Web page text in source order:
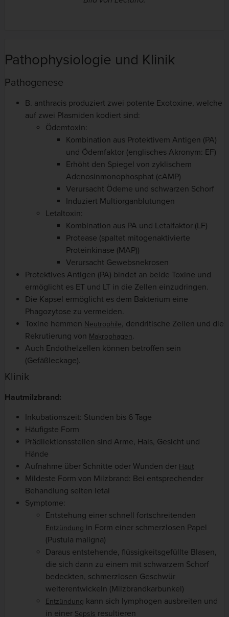
Pathophysiologie und Klinik
Pathogenese
B. anthracis produziert zwei potente Exotoxine, welche
auf zwei Plasmiden kodiert sind:
Ödemtoxin:
Kombination aus Protektivem Antigen (PA)
und Ödemfaktor (englisches Akronym: EF)
Erhöht den Spiegel von zyklischem
Adenosinmonophosphat (cAMP)
Verursacht Ödeme und schwarzen Schorf
Induziert Multiorganblutungen
Letaltoxin:
Kombination aus PA und Letalfaktor (LF)
Protease (spaltet mitogenaktivierte
Proteinkinase (MAP))
Verursacht Gewebsnekrosen
Protektives Antigen (PA) bindet an beide Toxine und
ermöglicht es ET und LT in die Zellen einzudringen.
Die Kapsel ermöglicht es dem Bakterium eine
Phagozytose zu vermeiden.
Toxine hemmen Neutrophile, dendritische Zellen und die
Rekrutierung von Makrophagen.
Auch Endothelzellen können betroffen sein
(Gefäßleckage).
Klinik
Hautmilzbrand:
Inkubationszeit: Stunden bis 6 Tage
Häufigste Form
Prädilektionsstellen sind Arme, Hals, Gesicht und
Hände
Aufnahme über Schnitte oder Wunden der Haut
Mildeste Form von Milzbrand: Bei entsprechender
Behandlung selten letal
Symptome:
Entstehung einer schnell fortschreitenden
Entzündung in Form einer schmerzlosen Papel
(Pustula maligna)
Daraus entstehende, flüssigkeitsgefüllte Blasen,
die sich dann zu einem mit schwarzem Schorf
bedeckten, schmerzlosen Geschwür
weiterentwickeln (Milzbrandkarbunkel)
Entzündung kann sich lymphogen ausbreiten und
in einer Sepsis resultieren